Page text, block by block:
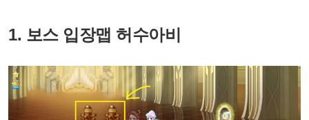
1. 보스 입장맵 허수아비